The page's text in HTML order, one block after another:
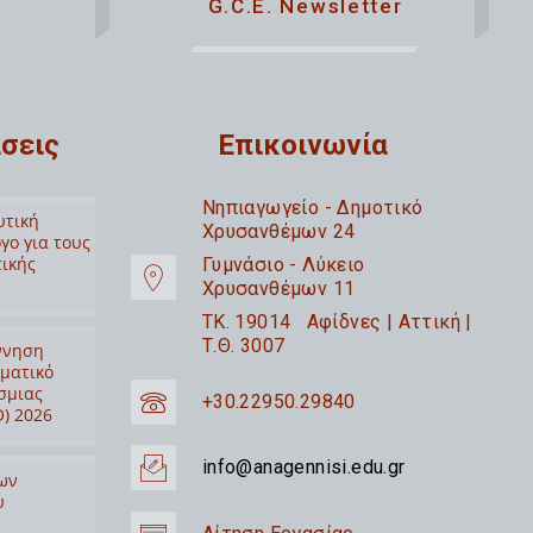
G.C.E. Newsletter
για τους
2026
Επικοινωνία
Nηπιαγωγείο - Δημοτικό
Χρυσανθέμων 24
Γυμνάσιο - Λύκειο
Χρυσανθέμων 11
TK. 19014 Αφίδνες | Αττική |
Τ.Θ. 3007
+30.22950.29840
info@anagennisi.edu.gr